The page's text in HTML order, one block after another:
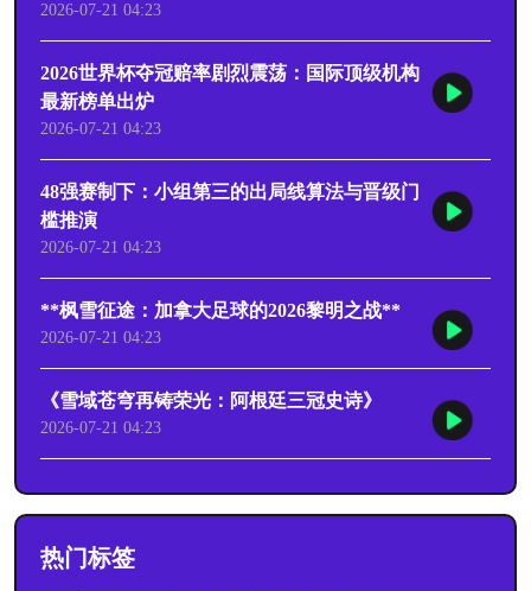
2026-07-21 04:23
2026世界杯夺冠赔率剧烈震荡：国际顶级机构
最新榜单出炉
2026-07-21 04:23
48强赛制下：小组第三的出局线算法与晋级门
槛推演
2026-07-21 04:23
**枫雪征途：加拿大足球的2026黎明之战**
2026-07-21 04:23
《雪域苍穹再铸荣光：阿根廷三冠史诗》
2026-07-21 04:23
热门标签